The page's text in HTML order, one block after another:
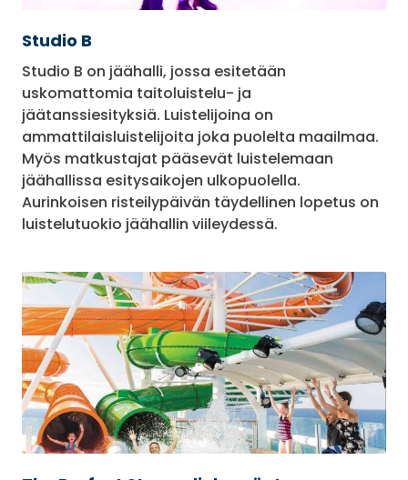
Studio B
Studio B on jäähalli, jossa esitetään
uskomattomia taitoluistelu- ja
jäätanssiesityksiä. Luistelijoina on
ammattilaisluistelijoita joka puolelta maailmaa.
Myös matkustajat pääsevät luistelemaan
jäähallissa esitysaikojen ulkopuolella.
Aurinkoisen risteilypäivän täydellinen lopetus on
luistelutuokio jäähallin viileydessä.